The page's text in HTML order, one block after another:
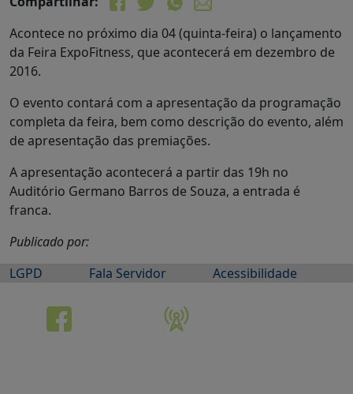
Acontece no próximo dia 04 (quinta-feira) o lançamento
da Feira ExpoFitness, que acontecerá em dezembro de
2016.
O evento contará com a apresentação da programação
completa da feira, bem como descrição do evento, além
de apresentação das premiações.
A apresentação acontecerá a partir das 19h no
Auditório Germano Barros de Souza, a entrada é
franca.
Publicado por:
LGPD
Fala Servidor Acessibilidade